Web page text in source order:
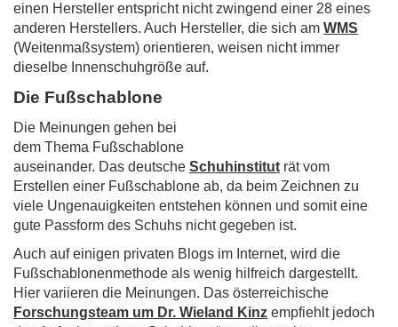
einen Hersteller entspricht nicht zwingend einer 28 eines
anderen Herstellers. Auch Hersteller, die sich am WMS
(Weitenmaßsystem) orientieren, weisen nicht immer
dieselbe Innenschuhgröße auf.
Die Fußschablone
Die Meinungen gehen bei
dem Thema Fußschablone
auseinander. Das deutsche Schuhinstitut rät vom
Erstellen einer Fußschablone ab, da beim Zeichnen zu
viele Ungenauigkeiten entstehen können und somit eine
gute Passform des Schuhs nicht gegeben ist.
Auch auf einigen privaten Blogs im Internet, wird die
Fußschablonenmethode als wenig hilfreich dargestellt.
Hier variieren die Meinungen. Das österreichische
Forschungsteam um Dr. Wieland Kinz empfiehlt jedoch